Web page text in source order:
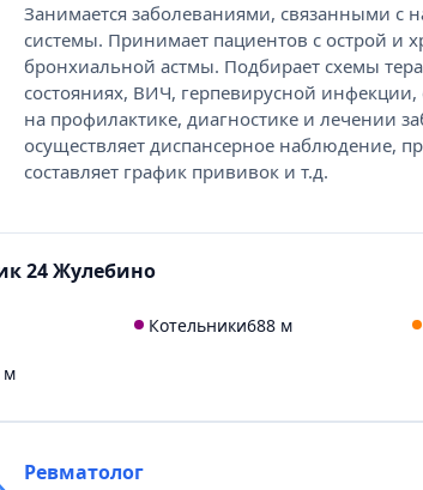
Занимается заболеваниями, связанными с
системы. Принимает пациентов с острой и
бронхиальной астмы. Подбирает схемы
состояниях, ВИЧ, герпевирусной инфекции,
на профилактике, диагностике и лечении
осуществляет диспансерное наблюдение,
составляет график прививок и т.д.
24 Жулебино
Котельники688 м
м
Ревматолог